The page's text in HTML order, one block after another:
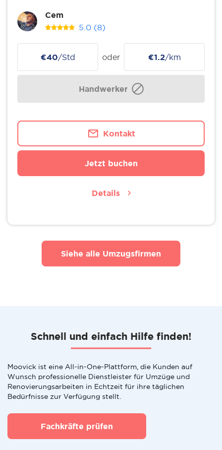
Cem
5.0 (8)
€40/Std oder €1.2/km
Handwerker
Kontakt
Jetzt buchen
Details
Siehe alle Umzugsfirmen
Schnell und einfach Hilfe finden!
Moovick ist eine All-in-One-Plattform, die Kunden auf
Wunsch professionelle Dienstleister für Umzüge und
Renovierungsarbeiten in Echtzeit für ihre täglichen
Bedürfnisse zur Verfügung stellt.
Fachkräfte prüfen